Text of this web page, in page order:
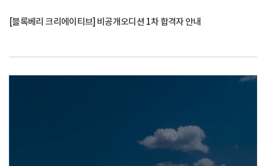
[블록베리 크리에이티브] 비공개오디션 1차 합격자 안내